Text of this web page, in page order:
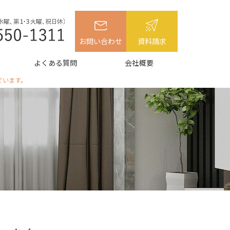
お問い合わせ 資料請求
よくある質問 会社概要
ます。